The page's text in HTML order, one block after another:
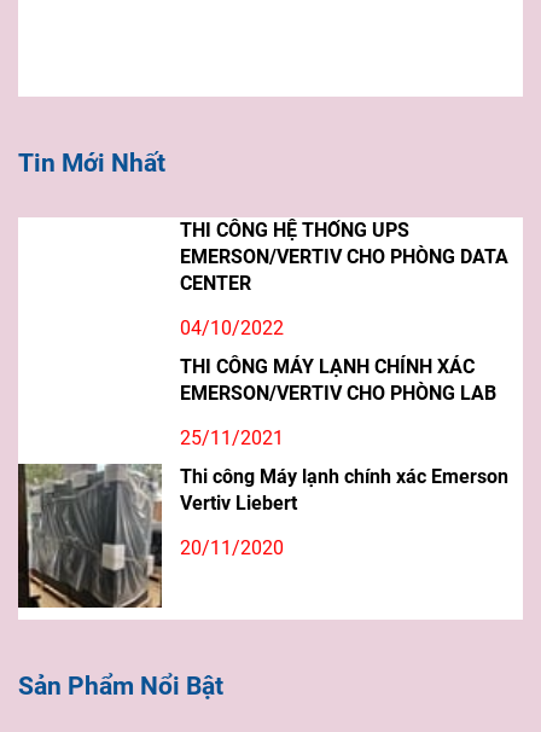
Tin Mới Nhất
THI CÔNG HỆ THỐNG UPS
EMERSON/VERTIV CHO PHÒNG DATA
CENTER
04/10/2022
THI CÔNG MÁY LẠNH CHÍNH XÁC
EMERSON/VERTIV CHO PHÒNG LAB
25/11/2021
Thi công Máy lạnh chính xác Emerson
Vertiv Liebert
20/11/2020
Sản Phẩm Nổi Bật